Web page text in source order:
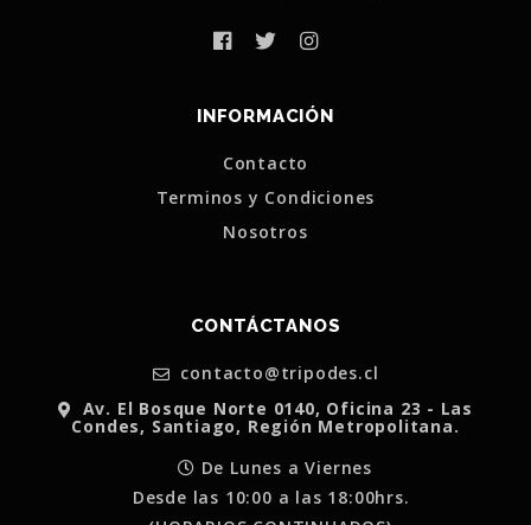
INFORMACIÓN
Contacto
Terminos y Condiciones
Nosotros
CONTÁCTANOS
contacto@tripodes.cl
Av. El Bosque Norte 0140, Oficina 23 - Las
Condes, Santiago, Región Metropolitana.
De Lunes a Viernes
Desde las 10:00 a las 18:00hrs.